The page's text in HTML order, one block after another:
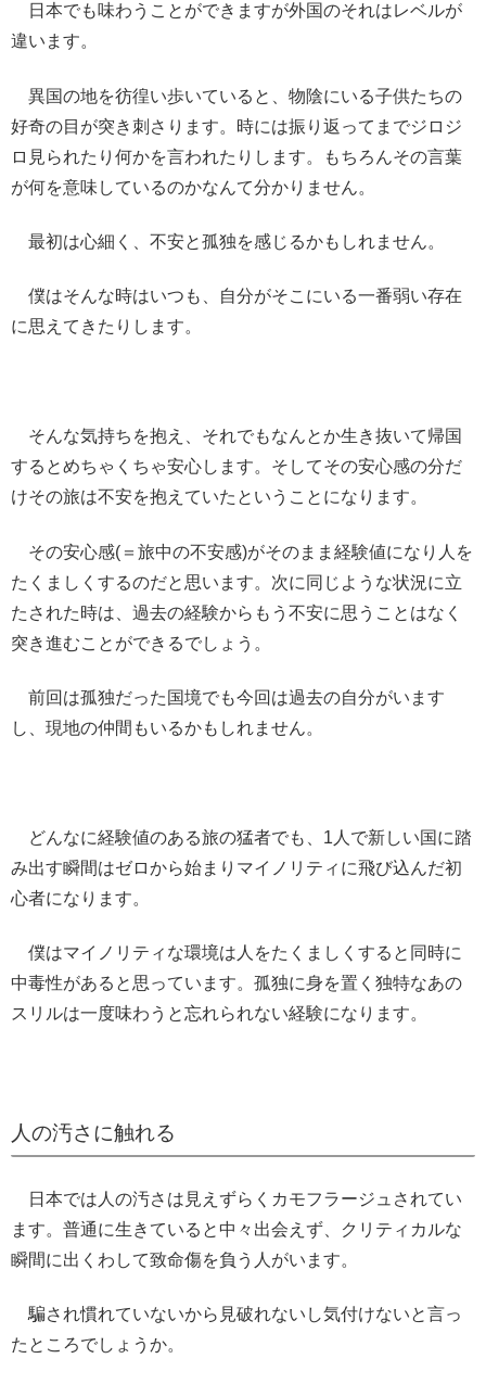
日本でも味わうことができますが外国のそれはレベルが
違います。
異国の地を彷徨い歩いていると、物陰にいる子供たちの
好奇の目が突き刺さります。時には振り返ってまでジロジ
ロ見られたり何かを言われたりします。もちろんその言葉
が何を意味しているのかなんて分かりません。
最初は心細く、不安と孤独を感じるかもしれません。
僕はそんな時はいつも、自分がそこにいる一番弱い存在
に思えてきたりします。
そんな気持ちを抱え、それでもなんとか生き抜いて帰国
するとめちゃくちゃ安心します。そしてその安心感の分だ
けその旅は不安を抱えていたということになります。
その安心感(＝旅中の不安感)がそのまま経験値になり人を
たくましくするのだと思います。次に同じような状況に立
たされた時は、過去の経験からもう不安に思うことはなく
突き進むことができるでしょう。
前回は孤独だった国境でも今回は過去の自分がいます
し、現地の仲間もいるかもしれません。
どんなに経験値のある旅の猛者でも、1人で新しい国に踏
み出す瞬間はゼロから始まりマイノリティに飛び込んだ初
心者になります。
僕はマイノリティな環境は人をたくましくすると同時に
中毒性があると思っています。孤独に身を置く独特なあの
スリルは一度味わうと忘れられない経験になります。
人の汚さに触れる
日本では人の汚さは見えずらくカモフラージュされてい
ます。普通に生きていると中々出会えず、クリティカルな
瞬間に出くわして致命傷を負う人がいます。
騙され慣れていないから見破れないし気付けないと言っ
たところでしょうか。